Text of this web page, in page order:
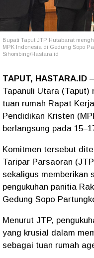
Bupati Taput JTP Hutabarat
MPK Indonesia di Gedung Sopo
Sihombing/Hastara.id
TAPUT, HASTARA.ID
Tapanuli Utara (Taput)
tuan rumah Rapat
Pendidikan Kristen
berlangsung pada
Komitmen tersebut
Taripar Parsaoran
sekaligus memberikan
pengukuhan panitia
Gedung Sopo
Menurut JTP,
yang krusial dalam
sebagai tuan rumah